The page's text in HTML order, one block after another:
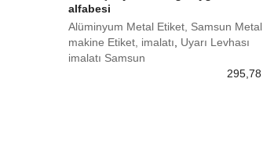
alfabesi
Alüminyum Metal Etiket, Samsun Metal
makine Etiket, imalatı
Uyarı Levhası
imalatı Samsun
295,78